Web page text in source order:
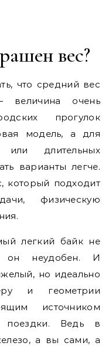
вес?
что средний вес
величина очень
прогулок
модель, а для
или длительных
варианты легче.
который подходит
физическую
легкий байк не
он неудобен. И
но идеально
и геометрии
источником
поездки. Ведь в
а вы сами, а